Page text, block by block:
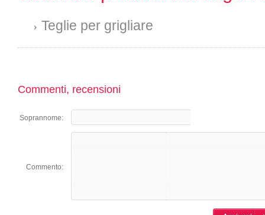
Teglie per grigliare
Commenti, recensioni
Soprannome:
Commento: